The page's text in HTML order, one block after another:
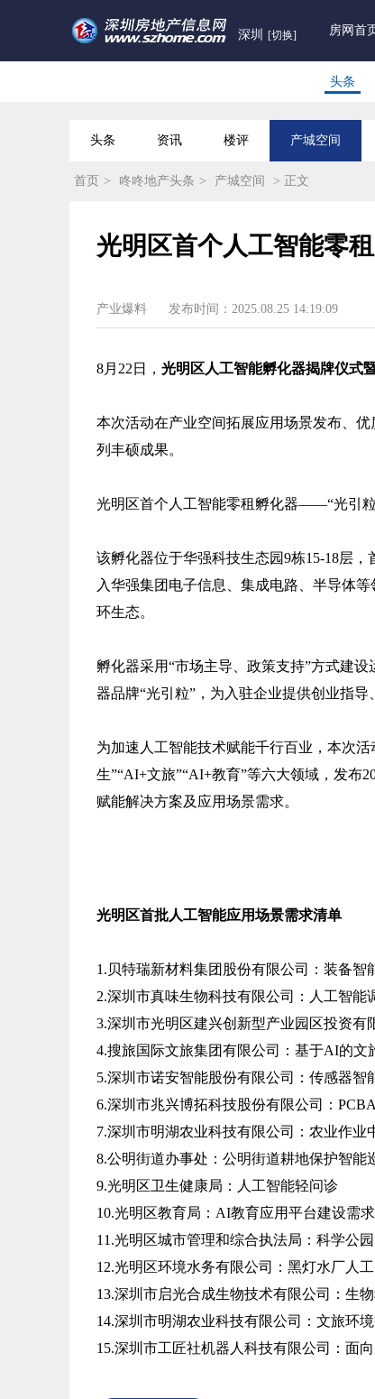
深圳 [切换] 房网首
头条
头条 资讯 楼评 产城空间
首页 > 咚咚地产头条 > 产城空间 > 正文
光明区首个人工智能零
产业爆料 发布时间：2025.08.25 14:19:09
8月22日， 光明区人工智能孵化器揭牌仪式
本次活动在产业空间拓展应用场景发布、
列丰硕成果。
光明区首个人工智能零租孵化器——“光引
该孵化器位于华强科技生态园9栋15-18层
入华强集团电子信息、集成电路、半导体
环生态。
孵化器采用“市场主导、政策支持”方式建
器品牌“光引粒”，为入驻企业提供创业指
为加速人工智能技术赋能千行百业，本次
生”“AI+文旅”“AI+教育”等六大领域，发布
赋能解决方案及应用场景需求。
光明区首批人工智能应用场景需求清单
1.贝特瑞新材料集团股份有限公司：装备智
2.深圳市真味生物科技有限公司：人工智能
3.深圳市光明区建兴创新型产业园区投资
4.搜旅国际文旅集团有限公司：基于AI的
5.深圳市诺安智能股份有限公司：传感器智
6.深圳市兆兴博拓科技股份有限公司：
7.深圳市明湖农业科技有限公司：农业作业
8.公明街道办事处：公明街道耕地保护智能
9.光明区卫生健康局：人工智能轻问诊
10.光明区教育局：AI教育应用平台建设需求
11.光明区城市管理和综合执法局：科学公
12.光明区环境水务有限公司：黑灯水厂人
13.深圳市启光合成生物技术有限公司：生
14.深圳市明湖农业科技有限公司：文旅环
15.深圳市工匠社机器人科技有限公司：面